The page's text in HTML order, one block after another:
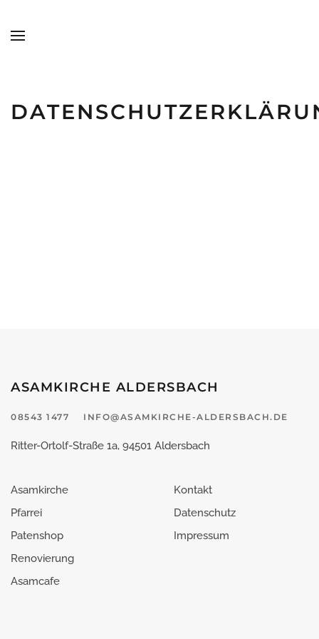
ASAMKIRCHE ALDERSBACH
08543 1477 INFO@ASAMKIRCHE-ALDERSBACH.DE
Ritter-Ortolf-Straße 1a, 94501 Aldersbach
Asamkirche
Pfarrei
Patenshop
Renovierung
Asamcafe
Kontakt
Datenschutz
Impressum